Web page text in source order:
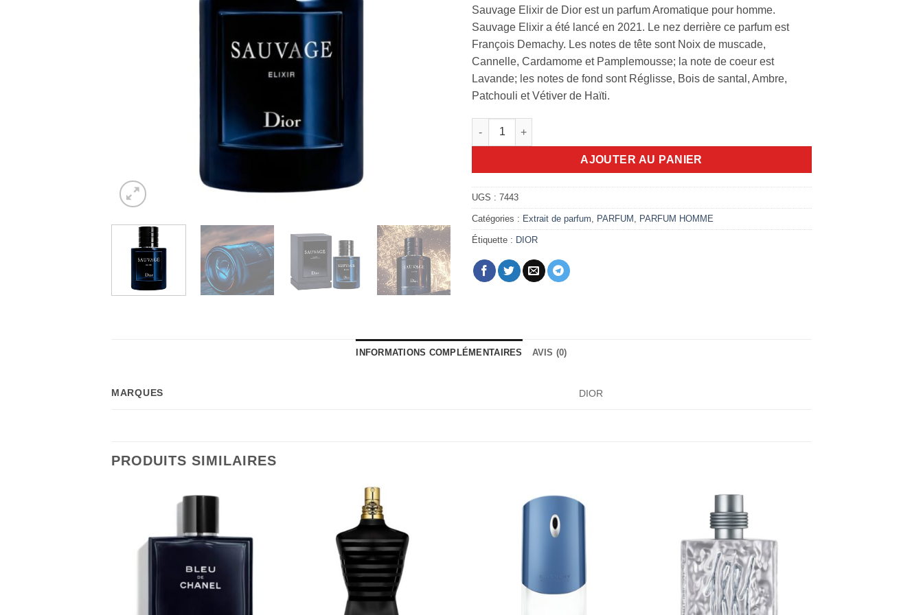
Sauvage Elixir de Dior est un parfum Aromatique pour homme.
Sauvage Elixir a été lancé en 2021. Le nez derrière ce parfum est
François Demachy. Les notes de tête sont Noix de muscade,
Cannelle, Cardamome et Pamplemousse; la note de coeur est
Lavande; les notes de fond sont Réglisse, Bois de santal, Ambre,
Patchouli et Vétiver de Haïti.
quantité de Sauvage Elixir 100ml
AJOUTER AU PANIER
UGS : 7443
Catégories : Extrait de parfum, PARFUM , PARFUM HOMME
Étiquette : DIOR
INFORMATIONS COMPLÉMENTAIRES AVIS (0)
MARQUES DIOR
PRODUITS SIMILAIRES